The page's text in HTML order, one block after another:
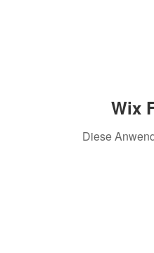
Wix
Diese